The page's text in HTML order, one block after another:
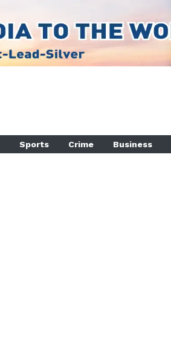
Sports Crime Business